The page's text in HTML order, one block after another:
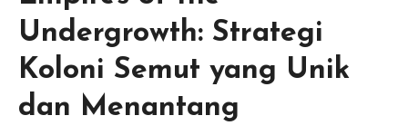
Undergrowth: Strategi
Koloni Semut yang Unik
dan Menantang